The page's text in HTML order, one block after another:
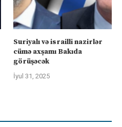
Suriyalı və israilli nazirlər
cümə axşamı Bakıda
görüşəcək
İyul 31, 2025